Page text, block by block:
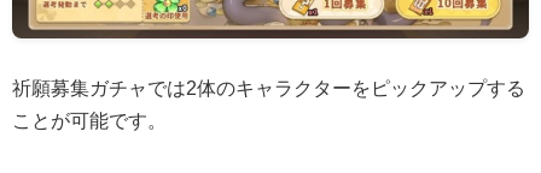
祈願募集ガチャでは2体のキャラクターをピックアップする
ことが可能です。